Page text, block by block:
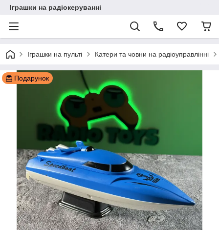
Іграшки на радіокеруванні
Іграшки на пульті Катери та човни на радіоуправлінні
Подарунок